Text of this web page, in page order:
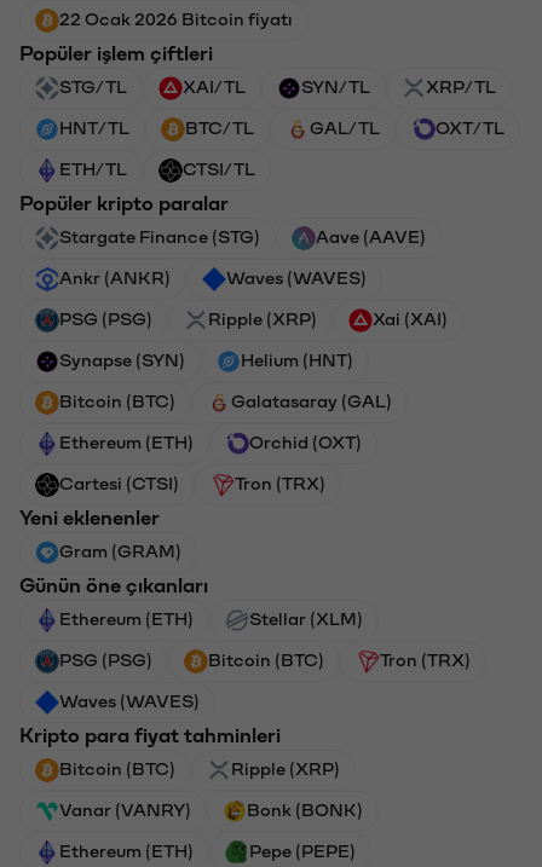
22 Ocak 2026 Bitcoin fiyatı
Popüler işlem çiftleri
STG/TL XAI/TL SYN/TL XRP/TL
HNT/TL BTC/TL GAL/TL OXT/TL
ETH/TL CTSI/TL
Popüler kripto paralar
Stargate Finance (STG) Aave (AAVE)
Ankr (ANKR) Waves (WAVES)
PSG (PSG) Ripple (XRP) Xai (XAI)
Synapse (SYN) Helium (HNT)
Bitcoin (BTC) Galatasaray (GAL)
Ethereum (ETH) Orchid (OXT)
Cartesi (CTSI) Tron (TRX)
Yeni eklenenler
Gram (GRAM)
Günün öne çıkanları
Ethereum (ETH) Stellar (XLM)
PSG (PSG) Bitcoin (BTC) Tron (TRX)
Waves (WAVES)
Kripto para fiyat tahminleri
Bitcoin (BTC) Ripple (XRP)
Vanar (VANRY) Bonk (BONK)
Ethereum (ETH) Pepe (PEPE)